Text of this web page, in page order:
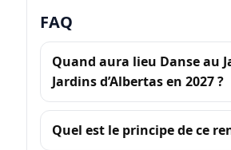
FAQ
Quand aura lieu Danse au
Jardins d’Albertas en 2027 ?
Quel est le principe de ce